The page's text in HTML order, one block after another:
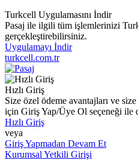
Turkcell Uygulamasını İndir
Pasaj ile ilgili tüm işlemlerinizi
gerçekleştirebilirsiniz.
Uygulamayı İndir
turkcell.com.tr
Hızlı Giriş
Size özel ödeme avantajları ve
için Giriş Yap/Üye Ol seçeneği ile
Hızlı Giriş
veya
Giriş Yapmadan Devam Et
Kurumsal Yetkili Girişi